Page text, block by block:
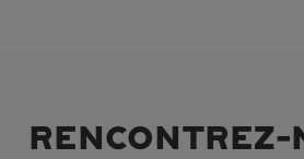
RENCONTREZ-